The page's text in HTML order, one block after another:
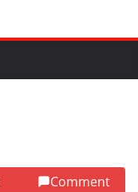
Comment